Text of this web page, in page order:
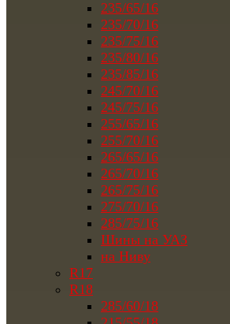
235/65/16
235/70/16
235/75/16
235/80/16
235/85/16
245/70/16
245/75/16
255/65/16
255/70/16
265/65/16
265/70/16
265/75/16
275/70/16
285/75/16
Шины на УАЗ
на Ниву
R17
R18
285/60/18